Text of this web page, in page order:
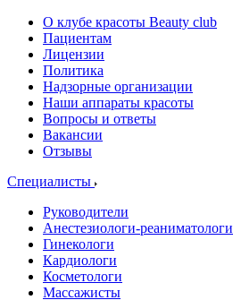
О клубе красоты Beauty club
Пациентам
Лицензии
Политика
Надзорные организации
Наши аппараты красоты
Вопросы и ответы
Вакансии
Отзывы
Специалисты
Руководители
Анестезиологи-реаниматологи
Гинекологи
Кардиологи
Косметологи
Массажисты